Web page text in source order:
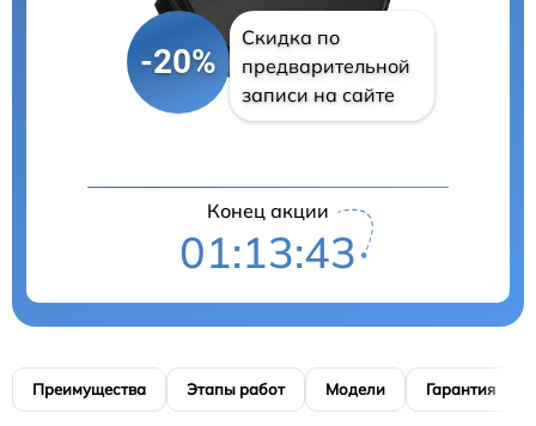
-20%
Скидка по
предварительной
записи на сайте
Конец акции
01:13:42
Преимущества Этапы работ Модели Гарантия